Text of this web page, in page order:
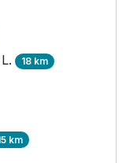
18 km
km